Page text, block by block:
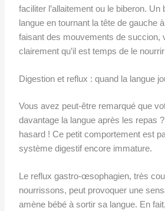
faciliter l’allaitement ou le biberon. Un
langue en tournant la tête de gauche
faisant des mouvements de succion,
clairement qu’il est temps de le
Digestion et reflux : quand la langue
Vous avez peut-être remarqué que
davantage la langue après les repas
hasard ! Ce petit comportement est
système digestif encore immature.
Le reflux gastro-œsophagien, très
nourrissons, peut provoquer une
amène bébé à sortir sa langue. En